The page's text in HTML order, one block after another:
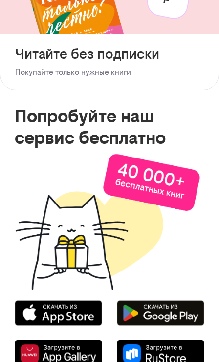
Читайте без подписки
Покупайте только нужные книги
Попробуйте наш
сервис бесплатно